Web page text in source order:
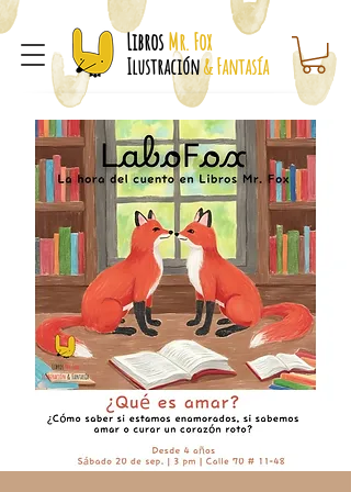
LibrosMr. Fox
Ilustración& Fantasía